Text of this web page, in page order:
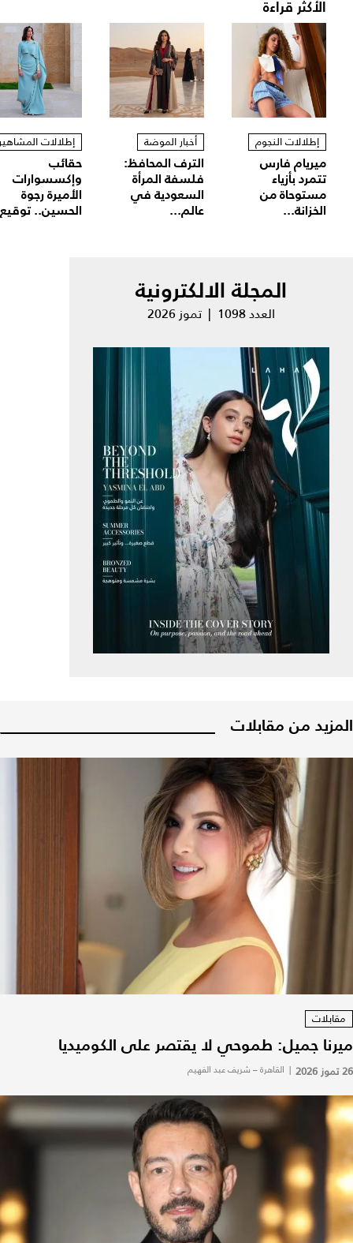
الأكثر قراءة
إطلالات النجوم
ميريام فارس
تتمرد بأزياء
مستوحاة من
الخزانة...
أخبار الموضة
الترف المحافظ:
فلسفة المرأة
السعودية في
عالم...
إطلالات
حقائب
وإكسسوارات
الأميرة رجوة
الحسين..
المجلة الالكترونية
العدد 1098 | تموز 2026
المزيد من مقابلات
مقابلات
ميرنا جميل: طموحي لا يقتصر على الكوميديا
26 تموز 2026 | القاهرة – شريف عبد الفهيم